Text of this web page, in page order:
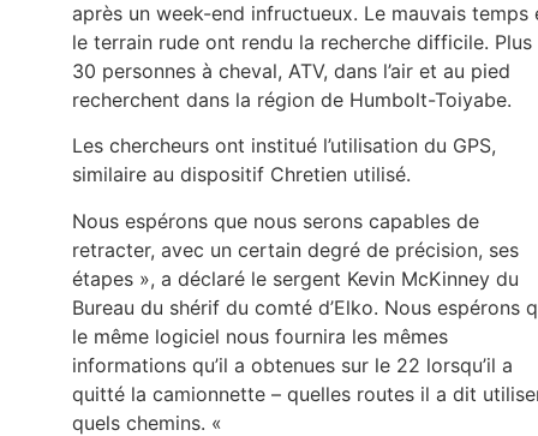
après un week-end infructueux. Le mauvais temps
le terrain rude ont rendu la recherche difficile. Plus
30 personnes à cheval, ATV, dans l’air et au pied
recherchent dans la région de Humbolt-Toiyabe.
Les chercheurs ont institué l’utilisation du GPS,
similaire au dispositif Chretien utilisé.
Nous espérons que nous serons capables de
retracter, avec un certain degré de précision, ses
étapes », a déclaré le sergent Kevin McKinney du
Bureau du shérif du comté d’Elko. Nous espérons
le même logiciel nous fournira les mêmes
informations qu’il a obtenues sur le 22 lorsqu’il a
quitté la camionnette – quelles routes il a dit
quels chemins. «